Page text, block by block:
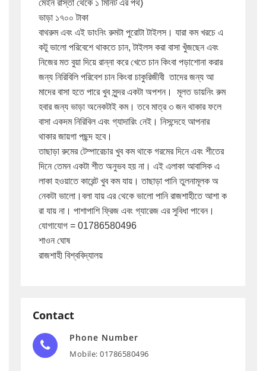
মেইন রাস্তা থেকে ১ মিনিট এর পথ)
ভাড়া ১৭০০ টাকা
বাথরুম এবং এই ডাংনিং রুমটা পুরোটা টাইলস। যারা কম খরচে এ
কটু ভালো পরিবেশে থাকতে চান, টাইলস করা বাসা খুঁজছেন এবং
নিজের মত বুয়া দিয়ে রান্না করে খেতে চান কিংবা পড়াশোনা করার
জন্য নিরিবিলি পরিবেশ চান কিংবা চাকুরিজীবী  তাদের জন্য আ
মাদের বাসা হতে পারে খুব সুন্দর একটা অপশন।  মূলত ডায়নিং রুম
হবার জন্য ভাড়া অনেকটাই কম। তবে মাত্র ৩ জন থাকার ফলে
বাসা একদম নিরিবিল এবং গ্যাদারিং নেই। নিসন্দেহে আপনার
থাকার জায়গা পছন্দ হবে।
তাছাড়া রুমের টেম্পারেচার খুব কম থাকে গরমের দিনে এবং শীতের
দিনে তেমন একটা শীত অনুভব হয় না। এই এলাকা আবাসিক এ
লাকা হওয়াতে কারেন্ট খুব কম যায়। তাছাড়া পানি তুলনামূলক অ
নেকটা ভালো।বলা যায় এর থেকে ভালো পানি রাজশাহীতে আশা ক
রা যায় না। পাশাপাশি ফ্রিজ এবং গ্যারেজ এর সুবিধা পাবেন।
যোগাযোগ = 01786580496
শাওন ঘোষ
রাজশাহী বিশ্ববিদ্যালয়
Contact
Phone Number
Mobile: 01786580496